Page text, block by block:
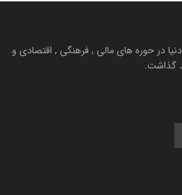
در حوره های مالی , فرهنگی , اقتصادی و
گذاشت.